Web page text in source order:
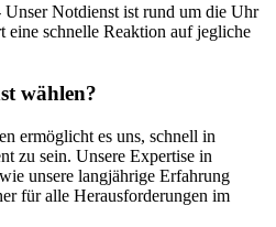
Unser Notdienst ist rund um die Uhr
eine schnelle Reaktion auf jegliche
wählen?
ermöglicht es uns, schnell in
zu sein. Unsere Expertise in
unsere langjährige Erfahrung
für alle Herausforderungen im